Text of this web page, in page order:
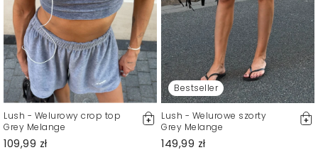
Lush - Welurowy crop top
Grey Melange
109,99 zł
Bestseller
Lush - Welurowe szorty
Grey Melange
149,99 zł